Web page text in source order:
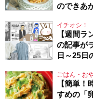
のできあ
イチオシ！
【週間
の記事が
日～25
ごはん・お
【簡単！
すめの「